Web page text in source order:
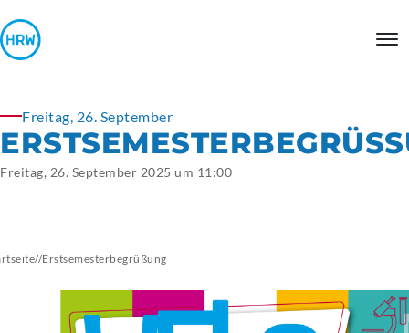
Freitag, 26. September
Freitag, 26. September 2025 um 11:00
//Erstsemesterbegrüßung